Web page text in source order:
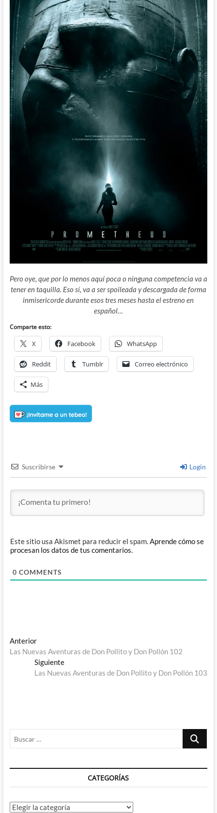
Pero oye, que por lo menos aquí poca o ninguna competencia va a
tener en taquilla. Eso sí, va a ser spoileada y descargada de forma
inmisericorde durante esos tres meses hasta el estreno en
español…
Comparte esto:
X Facebook WhatsApp
Reddit Tumblr Correo electrónico
Más
Suscribirse Login
Este sitio usa Akismet para reducir el spam.Aprende cómo se
procesan los datos de tus comentarios.
0 COMMENTS
Navegación
de
entradas
AnteriorEntrada
anterior:
Las Nuevas Aventuras de Don Pollito y Don Pollón 102
SiguienteEntrada
siguiente:
Las Nuevas Aventuras de Don Pollito y Don Pollón 103
Buscar
CATEGORÍAS
Categorías